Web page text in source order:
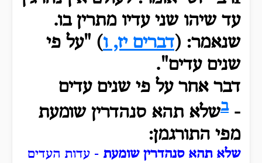
עד שיהו שני עדיו מתרין בו.
שנאמר: (דברים יז, ו) "על פי
שנים עדים".
דבר אחר על פי שנים עדים
-בשלא תהא סנהדרין שומעת
מפי התורגמן:
שלא תהא סנהדרין שומעת - עדות העדים